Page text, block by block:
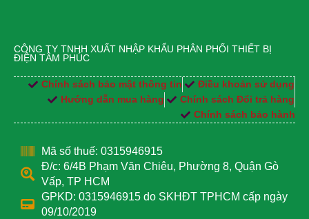
CÔNG TY TNHH XUẤT NHẬP KHẨU PHÂN PHỐI THIẾT BỊ
ĐIỆN TÂM PHÚC
Chính sách bảo mật thông tin
Điều khoản sử dụng
Hướng dẫn mua hàng
Chính sách Đổi trả hàng
Chính sách bảo hành
Mã số thuế: 0315946915
Đ/c: 6/4B Phạm Văn Chiêu, Phường 8, Quận Gò
Vấp, TP HCM
GPKD: 0315946915 do SKHĐT TPHCM cấp ngày
09/10/2019